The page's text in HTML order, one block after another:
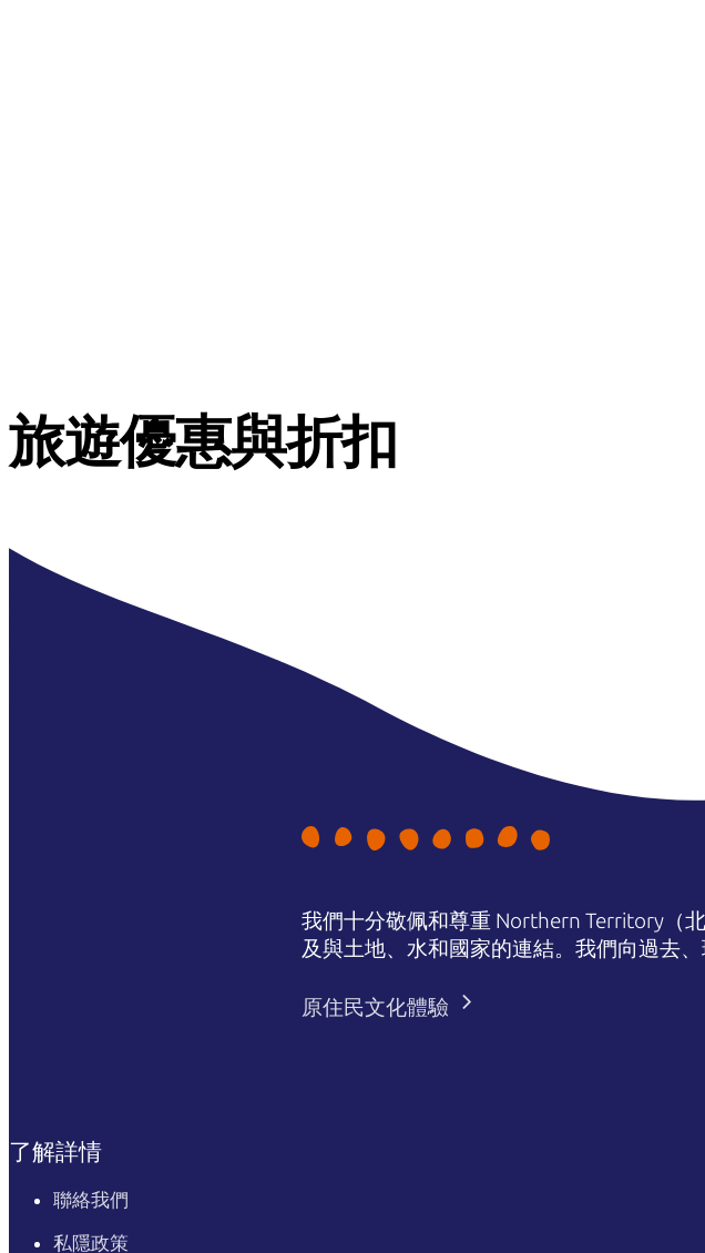
旅遊優惠與折扣
我們十分敬佩和尊重 Northern Territory（
及與土地、水和國家的連結。我們向過去、
原住民文化體驗
了解詳情
聯絡我們
私隱政策